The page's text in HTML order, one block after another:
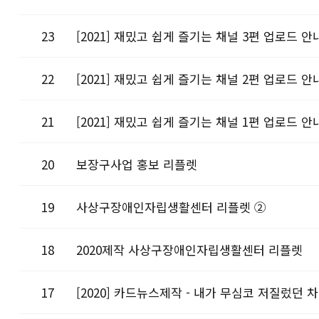
23 [2021] 재밌고 쉽게 즐기는 채널 3편 업로드 안
22 [2021] 재밌고 쉽게 즐기는 채널 2편 업로드 안
21 [2021] 재밌고 쉽게 즐기는 채널 1편 업로드 안
20 보장구사업 홍보 리플렛
19 사상구장애인자립생활센터 리플렛 ②
18 2020제작 사상구장애인자립생활센터 리플렛
17 [2020] 카드뉴스제작 - 내가 무심코 저질렀던